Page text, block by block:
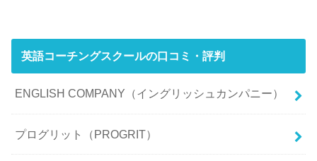
英語コーチングスクールの口コミ・評判
ENGLISH COMPANY（イングリッシュカンパニー）
プログリット（PROGRIT）